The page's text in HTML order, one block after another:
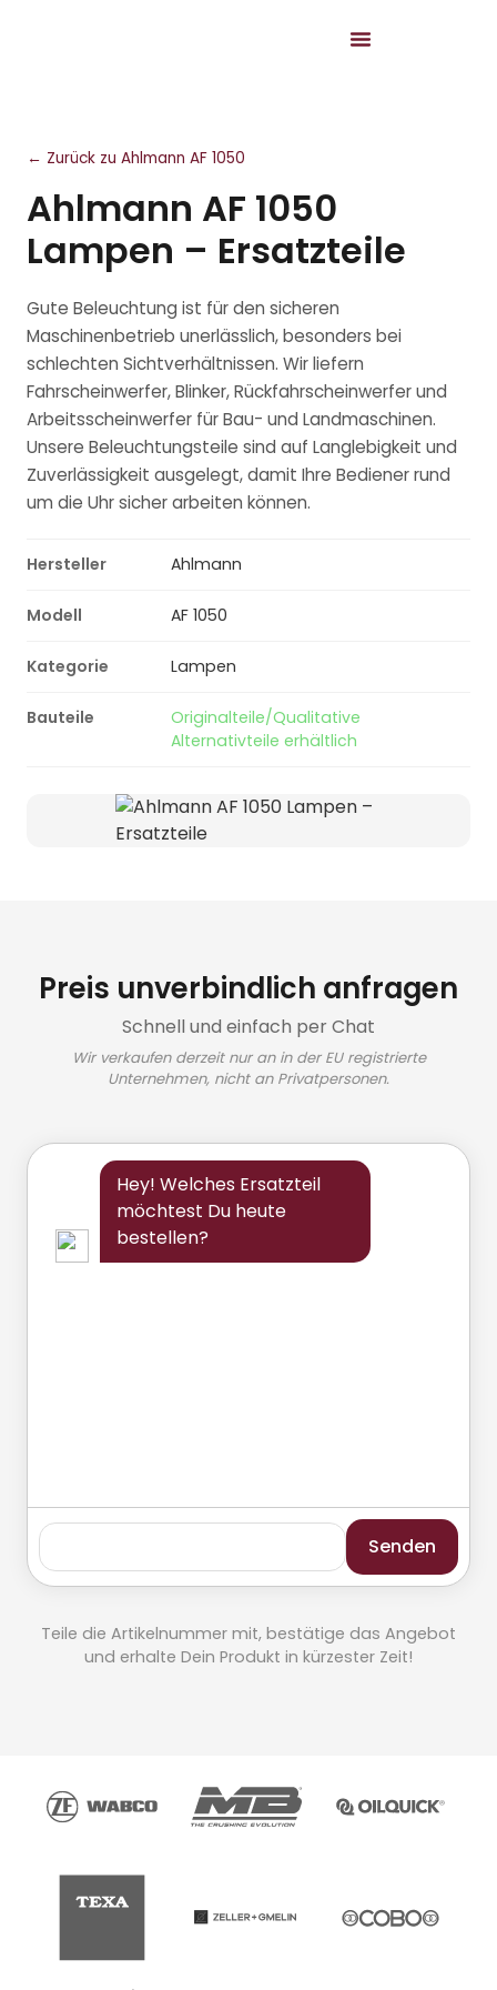
← Zurück zu Ahlmann AF 1050
Ahlmann AF 1050
Lampen – Ersatzteile
Gute Beleuchtung ist für den sicheren
Maschinenbetrieb unerlässlich, besonders bei
schlechten Sichtverhältnissen. Wir liefern
Fahrscheinwerfer, Blinker, Rückfahrscheinwerfer und
Arbeitsscheinwerfer für Bau- und Landmaschinen.
Unsere Beleuchtungsteile sind auf Langlebigkeit und
Zuverlässigkeit ausgelegt, damit Ihre Bediener rund
um die Uhr sicher arbeiten können.
Hersteller Ahlmann
Modell AF 1050
Kategorie Lampen
Bauteile
Originalteile/Qualitative
Alternativteile erhältlich
Preis unverbindlich anfragen
Schnell und einfach per Chat
Wir verkaufen derzeit nur an in der EU registrierte
Unternehmen, nicht an Privatpersonen.
Hey! Welches Ersatzteil
möchtest Du heute
bestellen?
Senden
Teile die Artikelnummer mit, bestätige das Angebot
und erhalte Dein Produkt in kürzester Zeit!